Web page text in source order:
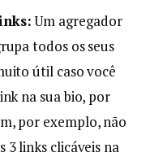
Um agregador
todos os seus
útil caso você
na sua bio, por
por exemplo, não
3 links clicáveis na